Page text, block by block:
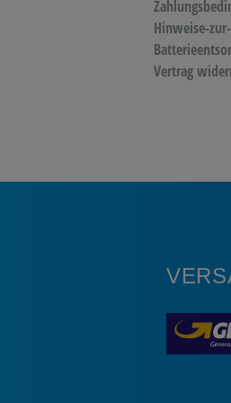
Hinweise-zur-
Vertrag